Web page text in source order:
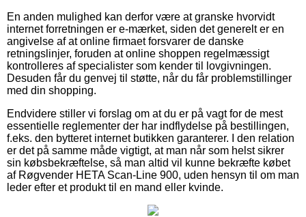
En anden mulighed kan derfor være at granske hvorvidt
internet forretningen er e-mærket, siden det generelt er en
angivelse af at online firmaet forsvarer de danske
retningslinjer, foruden at online shoppen regelmæssigt
kontrolleres af specialister som kender til lovgivningen.
Desuden får du genvej til støtte, når du får problemstillinger
med din shopping.
Endvidere stiller vi forslag om at du er på vagt for de mest
essentielle reglementer der har indflydelse på bestillingen,
f.eks. den bytteret internet butikken garanterer. I den relation
er det på samme måde vigtigt, at man når som helst sikrer
sin købsbekræftelse, så man altid vil kunne bekræfte købet
af Røgvender HETA Scan-Line 900, uden hensyn til om man
leder efter et produkt til en mand eller kvinde.